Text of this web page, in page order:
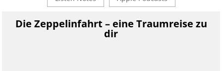
Die Zeppelinfahrt – eine Traumreise zu
dir